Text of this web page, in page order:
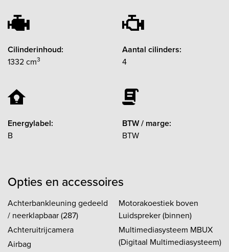
Cilinderinhoud:
1332 cm3
Aantal cilinders:
4
Energylabel:
B
BTW / marge:
BTW
Opties en accessoires
Achterbankleuning gedeeld
/ neerklapbaar (287)
Achteruitrijcamera
Airbag
Motorakoestiek boven
Luidspreker (binnen)
Multimediasysteem MBUX
(Digitaal Multimediasysteem)